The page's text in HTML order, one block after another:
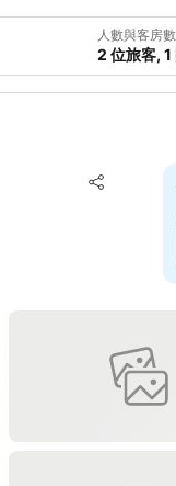
人數與客房
2 位旅客, 1
分享
放到收